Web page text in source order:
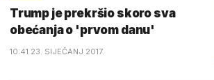
Trump je prekršio skoro sva
obećanja o 'prvom danu'
10:41 23. SIJEČANJ 2017.